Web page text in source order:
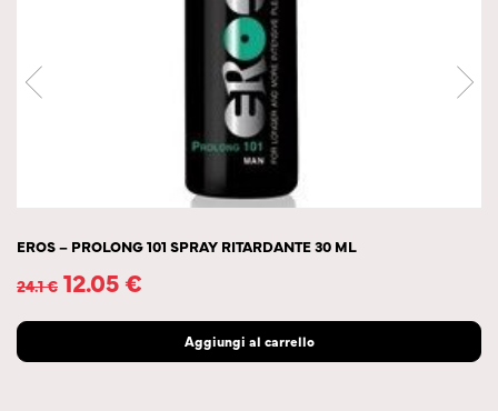
EROS – PROLONG 101 SPRAY RITARDANTE 30 ML
24.1€ 12.05€
Aggiungi al carrello